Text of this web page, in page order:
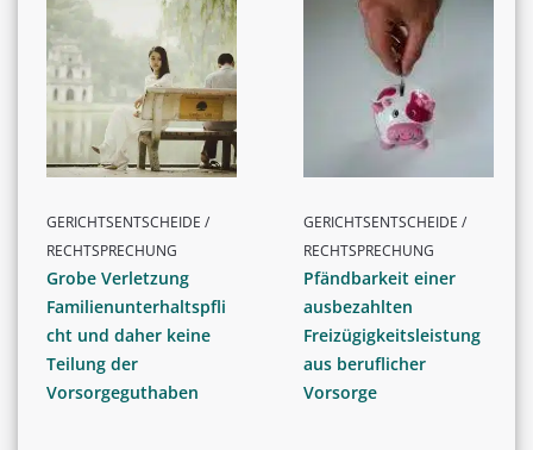
GERICHTSENTSCHEIDE /
RECHTSPRECHUNG
Grobe Verletzung
Familienunterhaltspfli
cht und daher keine
Teilung der
Vorsorgeguthaben
GERICHTSENTSCHEIDE /
RECHTSPRECHUNG
Pfändbarkeit einer
ausbezahlten
Freizügigkeitsleistung
aus beruflicher
Vorsorge